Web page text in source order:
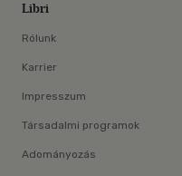
Libri
Rólunk
Karrier
Impresszum
Társadalmi programok
Adományozás